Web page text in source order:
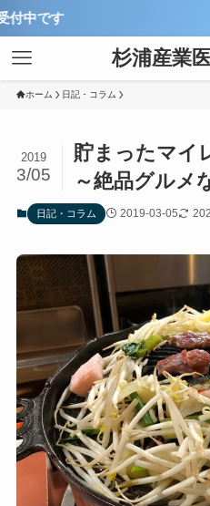
杉浦産業
ホーム 日記・コラム
貯まったマイ
～絶品グルメ
2019
3/05
日記・コラム 2019-03-05